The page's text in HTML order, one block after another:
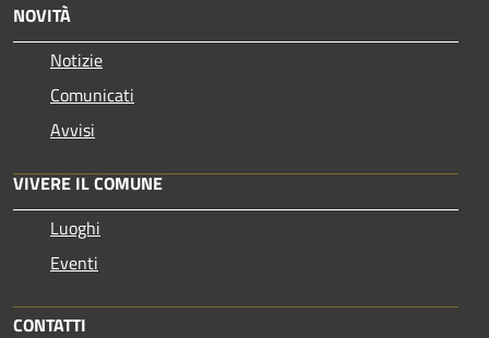
NOVITÀ
Notizie
Comunicati
Avvisi
VIVERE IL COMUNE
Luoghi
Eventi
CONTATTI